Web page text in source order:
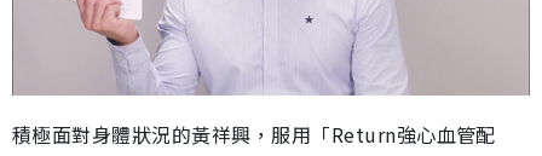
積極面對身體狀況的黃祥興，服用「Return強心血管配